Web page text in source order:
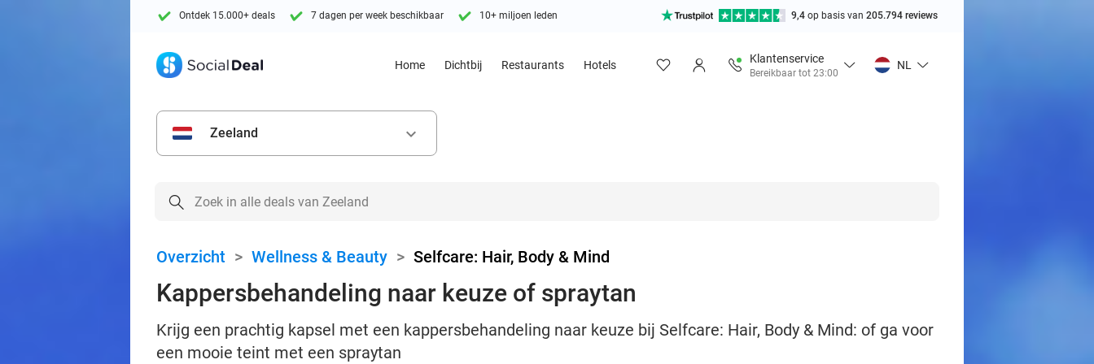
Ontdek 15.000+ deals 7 dagen per week beschikbaar 10+ miljoen leden 9,4 op basis van 205.794 reviews
Home Dichtbij Restaurants Hotels
Klantenservice
Bereikbaar tot 23:00
NL
Zeeland keyboard_arrow_down
Overzicht > Wellness & Beauty > Selfcare: Hair, Body & Mind
Kappersbehandeling naar keuze of spraytan
Krijg een prachtig kapsel met een kappersbehandeling naar keuze bij Selfcare: Hair, Body & Mind: of ga voor
een mooie teint met een spraytan